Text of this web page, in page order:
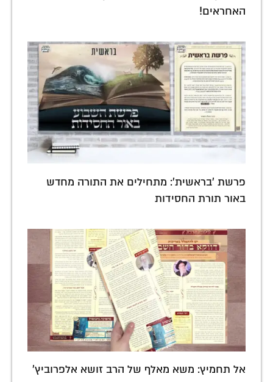
האחראים!
פרשת 'בראשית': מתחילים את התורה מחדש
באור תורת החסידות
אל תחמיץ: משא מאלף של הרב זושא אלפרוביץ'